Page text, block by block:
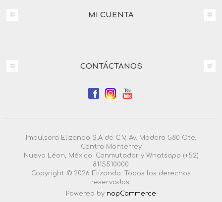
MI CUENTA
CONTÁCTANOS
Impulsora Elizondo S.A de C.V, Av. Madero 580 Ote,
Centro Monterrey
Nuevo Léon, México. Conmutador y Whatsapp (+52)
8115510000.
Copyright © 2026 Elizondo. Todos los derechos
reservados.
Powered by nopCommerce